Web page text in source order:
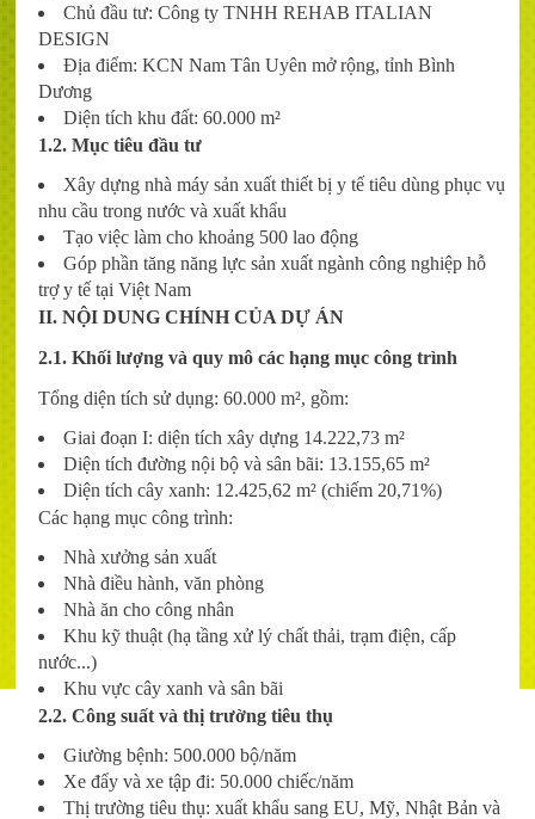
Chủ đầu tư: Công ty TNHH REHAB ITALIAN
DESIGN
Địa điểm: KCN Nam Tân Uyên mở rộng, tỉnh Bình
Dương
Diện tích khu đất: 60.000 m²
1.2. Mục tiêu đầu tư
Xây dựng nhà máy sản xuất thiết bị y tế tiêu dùng phục vụ
nhu cầu trong nước và xuất khẩu
Tạo việc làm cho khoảng 500 lao động
Góp phần tăng năng lực sản xuất ngành công nghiệp hỗ
trợ y tế tại Việt Nam
II. NỘI DUNG CHÍNH CỦA DỰ ÁN
2.1. Khối lượng và quy mô các hạng mục công trình
Tổng diện tích sử dụng: 60.000 m², gồm:
Giai đoạn I: diện tích xây dựng 14.222,73 m²
Diện tích đường nội bộ và sân bãi: 13.155,65 m²
Diện tích cây xanh: 12.425,62 m² (chiếm 20,71%)
Các hạng mục công trình:
Nhà xưởng sản xuất
Nhà điều hành, văn phòng
Nhà ăn cho công nhân
Khu kỹ thuật (hạ tầng xử lý chất thải, trạm điện, cấp
nước...)
Khu vực cây xanh và sân bãi
2.2. Công suất và thị trường tiêu thụ
Giường bệnh: 500.000 bộ/năm
Xe đẩy và xe tập đi: 50.000 chiếc/năm
Thị trường tiêu thụ: xuất khẩu sang EU, Mỹ, Nhật Bản và